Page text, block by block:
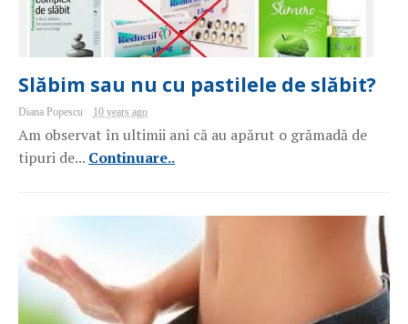
Slăbim sau nu cu pastilele de slăbit?
Diana Popescu 10 years ago
Am observat în ultimii ani că au apărut o grămadă de
tipuri de... Continuare..